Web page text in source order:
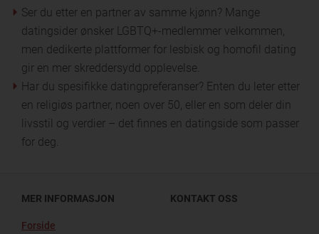
Ser du etter en partner av samme kjønn? Mange
datingsider ønsker LGBTQ+-medlemmer velkommen,
men dedikerte plattformer for lesbisk og homofil dating
gir en mer skreddersydd opplevelse.
Har du spesifikke datingpreferanser? Enten du leter etter
en religiøs partner, noen over 50, eller en som deler din
livsstil og verdier – det finnes en datingside som passer
for deg.
MER INFORMASJON
Forside
KONTAKT OSS